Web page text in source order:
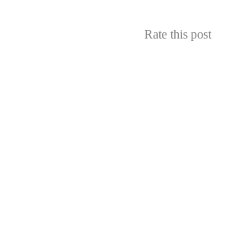
Rate this post